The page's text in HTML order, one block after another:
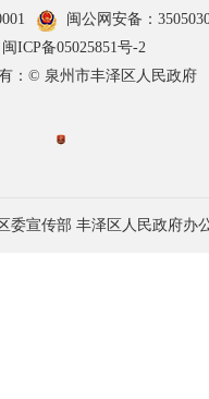
闽公网安备：
闽ICP备05025851号-2
：© 泉州市丰泽区人民政府
委宣传部 丰泽区人民政府办